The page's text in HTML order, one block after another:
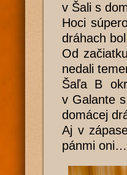
v Šali s
Hoci
dráhach
Od
nedali
Šaľa B
v Galante
domácej
Aj v
pánmi oni…